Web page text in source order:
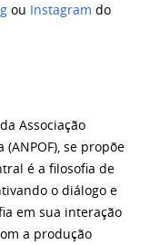
ou Instagram do
Associação
se propõe
é a filosofia de
o diálogo e
em sua interação
a produção